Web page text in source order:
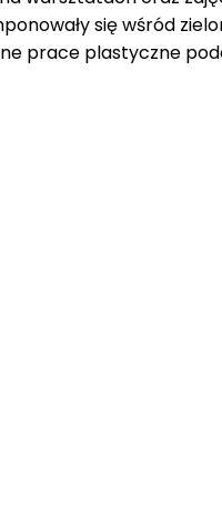
się wśród
prace plastyczne